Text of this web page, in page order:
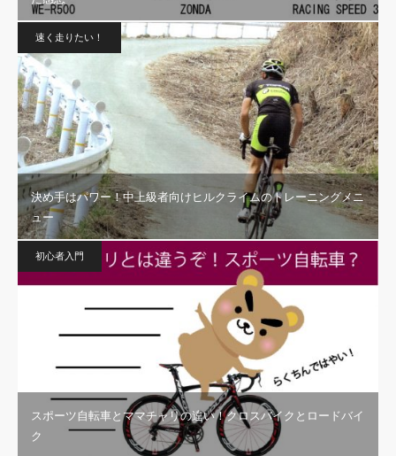
速く走りたい！
決め手はパワー！中上級者向けヒルクライムのトレーニングメニ
ュー
初心者入門
スポーツ自転車とママチャリの違い！クロスバイクとロードバイ
ク